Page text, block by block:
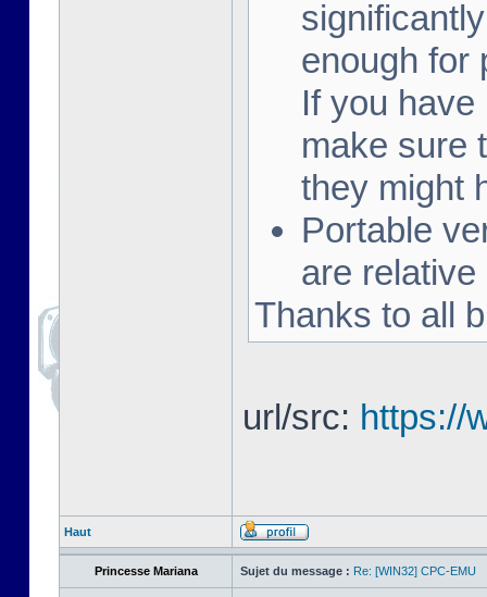
enough for
If you
make sure
they might
Portable
are relative
Thanks to all
url/src: https://
Haut
Princesse Mariana Sujet du message : Re: [WIN32] CPC-EMU